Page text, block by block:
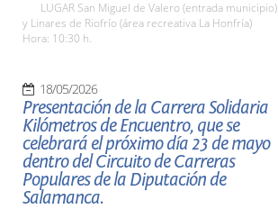
LUGAR San Miguel de Valero (entrada municipio)
y Linares de Riofrío (área recreativa La Honfría)
Hora: 10:30 h.
18/05/2026
Presentación de la Carrera Solidaria
Kilómetros de Encuentro, que se
celebrará el próximo día 23 de mayo
dentro del Circuito de Carreras
Populares de la Diputación de
Salamanca.